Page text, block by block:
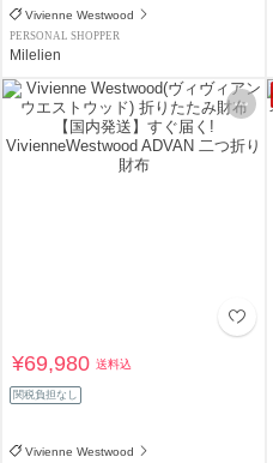
Vivienne Westwood
PERSONAL SHOPPER
Milelien
¥69,980送料込
関税負担なし
Vivienne Westwood